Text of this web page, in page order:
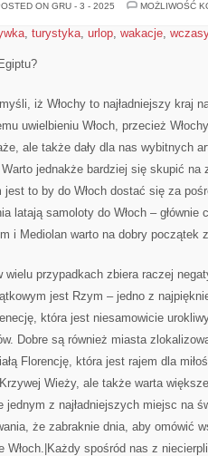
ON GRU - 3 - 2025
MOŻLIWOŚĆ
, turystyka, urlop, wakacje,
iż Włochy to najładniejszy kraj
uwielbieniu Włoch, przecież
ale także dały dla nas wybitnych
jednakże bardziej się skupić na
jest to by do Włoch dostać się za
latają samoloty do Włoch – głównie
i Mediolan warto na dobry początek
wielu przypadkach zbiera raczej
jest Rzym – jedno z
która jest niesamowicie
Dobre są również miasta
Florencję, która jest rajem dla
Wieży, ale także warta
z najładniejszych miejsc na
że zabraknie dnia, aby omówić
Włoch.|Każdy spośród nas z